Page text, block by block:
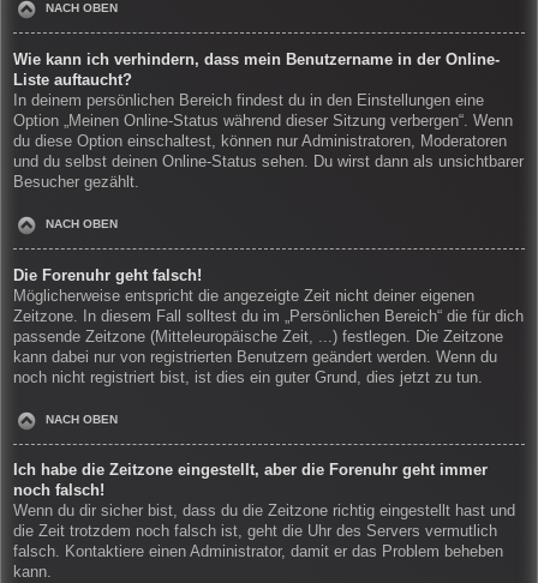
NACH OBEN
Wie kann ich verhindern, dass mein Benutzername in der Online-
Liste auftaucht?
In deinem persönlichen Bereich findest du in den Einstellungen eine
Option „Meinen Online-Status während dieser Sitzung verbergen“. Wenn
du diese Option einschaltest, können nur Administratoren, Moderatoren
und du selbst deinen Online-Status sehen. Du wirst dann als unsichtbarer
Besucher gezählt.
NACH OBEN
Die Forenuhr geht falsch!
Möglicherweise entspricht die angezeigte Zeit nicht deiner eigenen
Zeitzone. In diesem Fall solltest du im „Persönlichen Bereich“ die für dich
passende Zeitzone (Mitteleuropäische Zeit, ...) festlegen. Die Zeitzone
kann dabei nur von registrierten Benutzern geändert werden. Wenn du
noch nicht registriert bist, ist dies ein guter Grund, dies jetzt zu tun.
NACH OBEN
Ich habe die Zeitzone eingestellt, aber die Forenuhr geht immer
noch falsch!
Wenn du dir sicher bist, dass du die Zeitzone richtig eingestellt hast und
die Zeit trotzdem noch falsch ist, geht die Uhr des Servers vermutlich
falsch. Kontaktiere einen Administrator, damit er das Problem beheben
kann.